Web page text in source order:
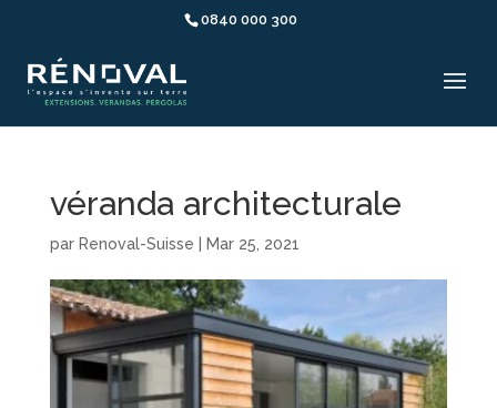
0840 000 300
véranda architecturale
par Renoval-Suisse Mar 25, 2021